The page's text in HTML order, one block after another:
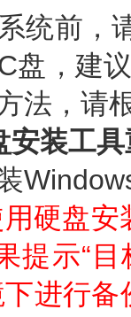
前，请
盘，建
法，请
安装工
用硬盘
提示“
进行备